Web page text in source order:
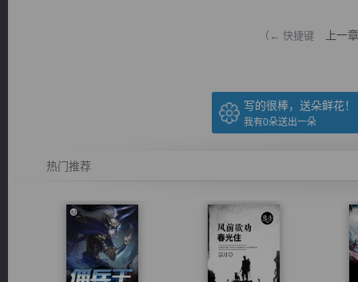
（← 快捷键 上一章
写的很棒，送朵鲜花！
我有0朵送出一朵
热门推荐